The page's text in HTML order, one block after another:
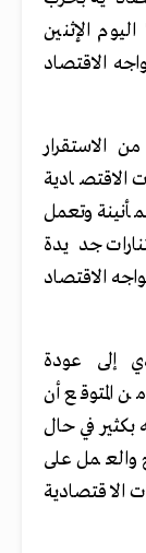
الإثنين
الاقتصاد
الاستقرار
الاقتصادية
وتعمل
جديدة
الاقتصاد
إلى عودة
المتوقع أن
بكثير في حال
والعمل على
الاقتصادية